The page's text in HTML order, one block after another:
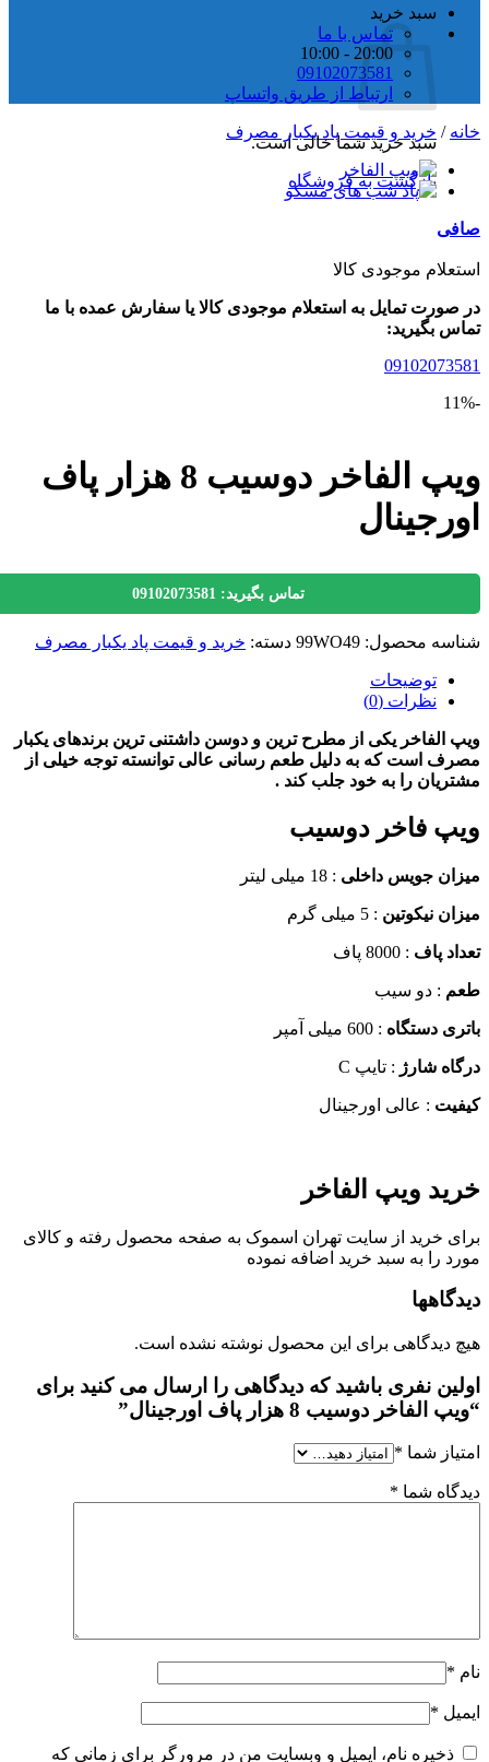
سبد خرید
سبد خرید شما خالی است.
بازگشت به فروشگاه
تماس با ما
20:00 - 10:00
09102073581
ارتباط از طریق واتساپ
/ خرید و قیمت پاد یکبار مصرف
موجودی کالا
تمایل به استعلام موجودی کالا یا سفارش عمده با ما
بگیرید:
ویپ الفاخر دوسیب 8 هزار پاف
تماس بگیرید: 09102073581
محصول:99WO49 دسته:خرید و قیمت پاد یکبار مصرف
توضیحات
نظرات (0)
الفاخر یکی از مطرح ترین و دوسن داشتنی ترین برندهای یکبار
است که به دلیل طعم رسانی عالی توانسته توجه خیلی از
را به خود جلب کند .
فاخر دوسیب
جویس داخلی : 18 میلی لیتر
نیکوتین: 5 میلی گرم
پاف: 8000 پاف
: دو سیب
دستگاه: 600 میلی آمپر
شارژ: تایپ C
: عالی اورجینال
ویپ الفاخر
خرید از سایت تهران اسموک به صفحه محصول رفته و کالای
را به سبد خرید اضافه نموده
دیدگاهی برای این محصول نوشته نشده است.
نفری باشید که دیدگاهی را ارسال می کنید برای
دوسیب 8 هزار پاف اورجینال”
شما *
شما *
*
ذخیره نام، ایمیل و وبسایت من در مرورگر برای زمانی که